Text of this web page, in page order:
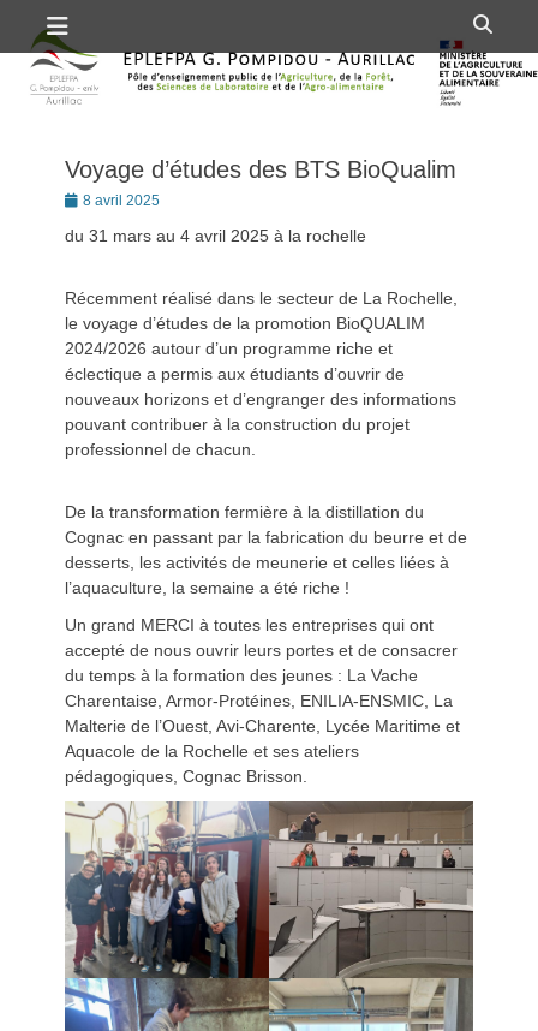
au
contenu
Premier menu
Voyage d’études des BTS BioQualim
Posté8 avril 2025
du 31 mars au 4 avril 2025 à la rochelle
Récemment réalisé dans le secteur de La Rochelle,
le voyage d’études de la promotion BioQUALIM
2024/2026 autour d’un programme riche et
éclectique a permis aux étudiants d’ouvrir de
nouveaux horizons et d’engranger des informations
pouvant contribuer à la construction du projet
professionnel de chacun.
De la transformation fermière à la distillation du
Cognac en passant par la fabrication du beurre et de
desserts, les activités de meunerie et celles liées à
l’aquaculture, la semaine a été riche !
Un grand MERCI à toutes les entreprises qui ont
accepté de nous ouvrir leurs portes et de consacrer
du temps à la formation des jeunes : La Vache
Charentaise, Armor-Protéines, ENILIA-ENSMIC, La
Malterie de l’Ouest, Avi-Charente, Lycée Maritime et
Aquacole de la Rochelle et ses ateliers
pédagogiques, Cognac Brisson.